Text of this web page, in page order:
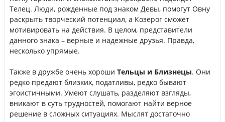
Телец. Люди, рожденные под знаком Девы, помогут Овну
раскрыть творческий потенциал, а Козерог сможет
мотивировать на действия. В целом, представители
данного знака – верные и надежные друзья. Правда,
несколько упрямые.
Также в дружбе очень хороши Тельцы и Близнецы. Они
редко предают близких, податливы, редко бывают
эгоистичными. Умеют слушать, разделяют взгляды,
вникают в суть трудностей, помогают найти верное
решение в сложных ситуациях. Мыслят достаточно